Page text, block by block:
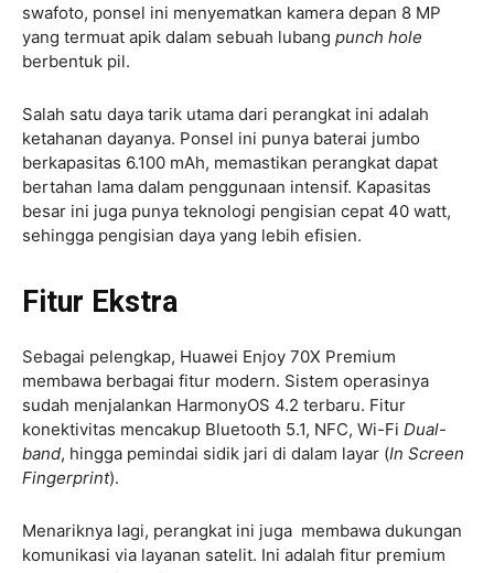
swafoto, ponsel ini menyematkan kamera depan 8 MP
yang termuat apik dalam sebuah lubang punch hole
berbentuk pil.
Salah satu daya tarik utama dari perangkat ini adalah
ketahanan dayanya. Ponsel ini punya baterai jumbo
berkapasitas 6.100 mAh, memastikan perangkat dapat
bertahan lama dalam penggunaan intensif. Kapasitas
besar ini juga punya teknologi pengisian cepat 40 watt,
sehingga pengisian daya yang lebih efisien.
Fitur Ekstra
Sebagai pelengkap, Huawei Enjoy 70X Premium
membawa berbagai fitur modern. Sistem operasinya
sudah menjalankan HarmonyOS 4.2 terbaru. Fitur
konektivitas mencakup Bluetooth 5.1, NFC, Wi-Fi Dual-
band, hingga pemindai sidik jari di dalam layar (In Screen
Fingerprint).
Menariknya lagi, perangkat ini juga membawa dukungan
komunikasi via layanan satelit. Ini adalah fitur premium